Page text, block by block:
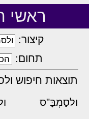
ראשי
קיצור:
תחום:
תוצאות חיפוש
ולסַמְבָּ"ס